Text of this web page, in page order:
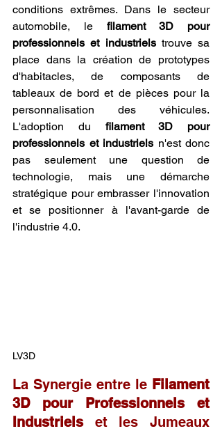
conditions extrêmes. Dans le secteur
automobile, le filament 3D pour
professionnels et industriels trouve sa
place dans la création de prototypes
d'habitacles, de composants de
tableaux de bord et de pièces pour la
personnalisation des véhicules.
L'adoption du filament 3D pour
professionnels et industriels n'est donc
pas seulement une question de
technologie, mais une démarche
stratégique pour embrasser l'innovation
et se positionner à l'avant-garde de
l'industrie 4.0.
LV3D
La Synergie entre le Filament
3D pour Professionnels et
Industriels et les Jumeaux